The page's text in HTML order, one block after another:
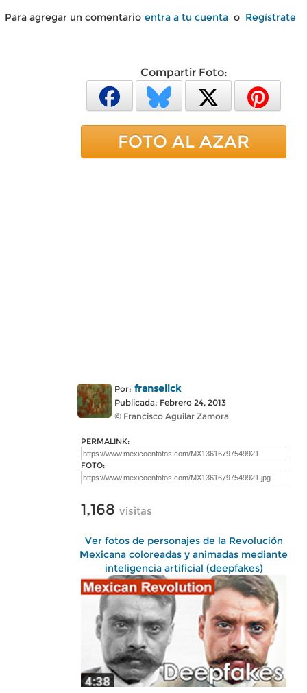
Para agregar un comentario entra a tu cuenta o Regístrate
Compartir Foto:
FOTO AL AZAR
Por: franselick
Publicada: Febrero 24, 2013
© Francisco Aguilar Zamora
PERMALINK:
FOTO:
1,168 visitas
Ver fotos de personajes de la Revolución
Mexicana coloreadas y animadas mediante
inteligencia artificial (deepfakes)